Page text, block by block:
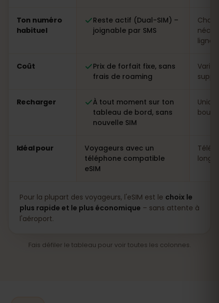
Ton numéro
habituel
Reste actif (Dual-SIM) –
joignable par SMS
ligne
Coût
Prix de forfait fixe, sans
frais de roaming
Recharger
À tout moment sur ton
tableau de bord, sans
nouvelle SIM
Idéal pour
Voyageurs avec un
téléphone compatible
eSIM
longs
Pour la plupart des voyageurs, l'eSIM est le choix le
plus rapide et le plus économique – sans attente à
l'aéroport.
Fais défiler le tableau pour voir toutes les colonnes.